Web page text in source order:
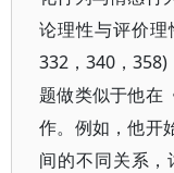
论理性与评价理
332，340，358)
题做类似于他在
作。例如，他开
间的不同关系